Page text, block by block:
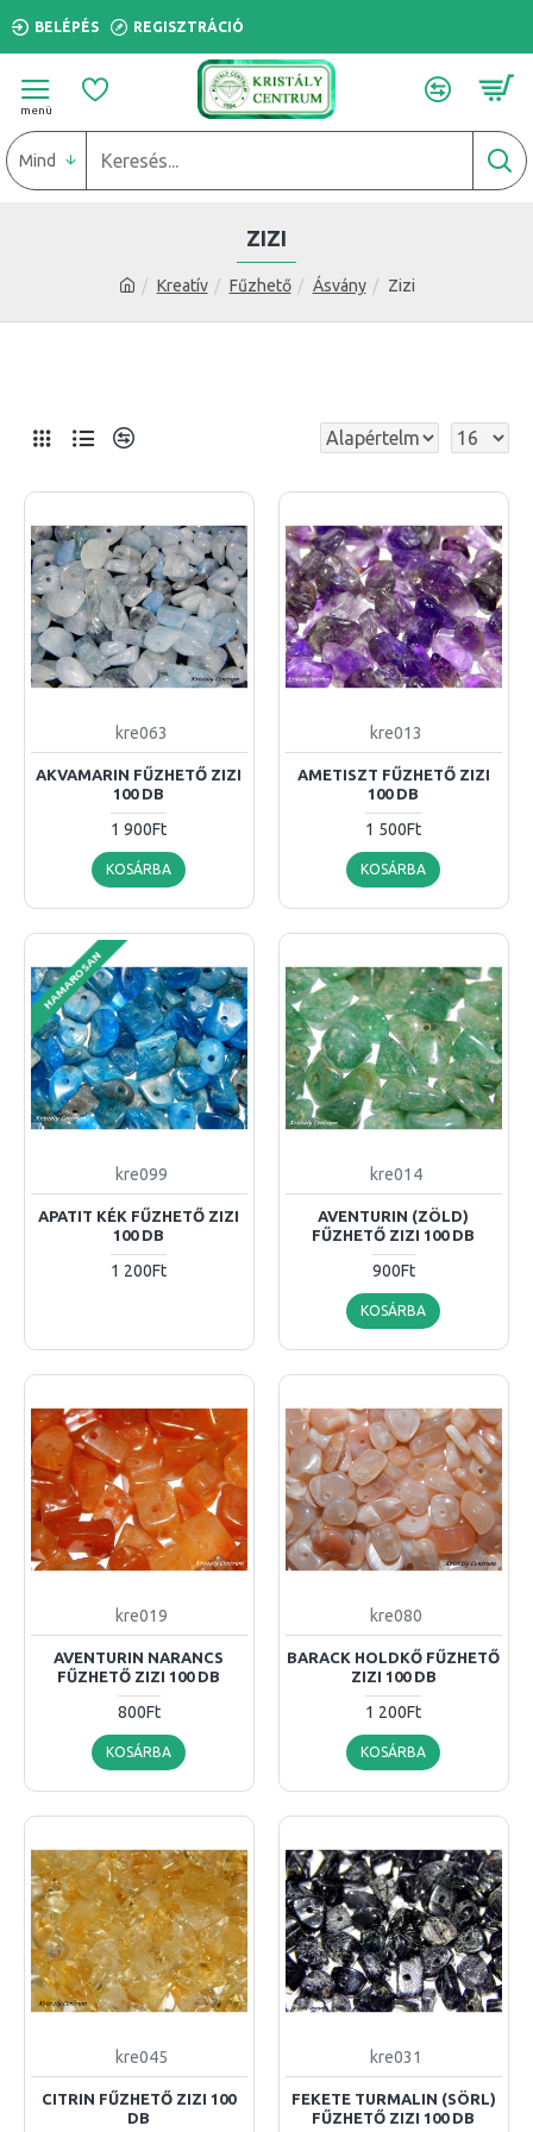
BELÉPÉS REGISZTRÁCIÓ
Mind
Kreatív Fűzhető Ásvány Zizi
ZIZI
kre063
AKVAMARIN FŰZHETŐ ZIZI
100 DB
1 900Ft
KOSÁRBA
kre013
AMETISZT FŰZHETŐ ZIZI
100 DB
1 500Ft
KOSÁRBA
HAMAROSAN
kre099
APATIT KÉK FŰZHETŐ ZIZI
100 DB
1 200Ft
kre014
AVENTURIN (ZÖLD)
FŰZHETŐ ZIZI 100 DB
900Ft
KOSÁRBA
kre019
AVENTURIN NARANCS
FŰZHETŐ ZIZI 100 DB
800Ft
KOSÁRBA
kre080
BARACK HOLDKŐ FŰZHETŐ
ZIZI 100 DB
1 200Ft
KOSÁRBA
kre045
CITRIN FŰZHETŐ ZIZI 100
DB
kre031
FEKETE TURMALIN (SÖRL)
FŰZHETŐ ZIZI 100 DB